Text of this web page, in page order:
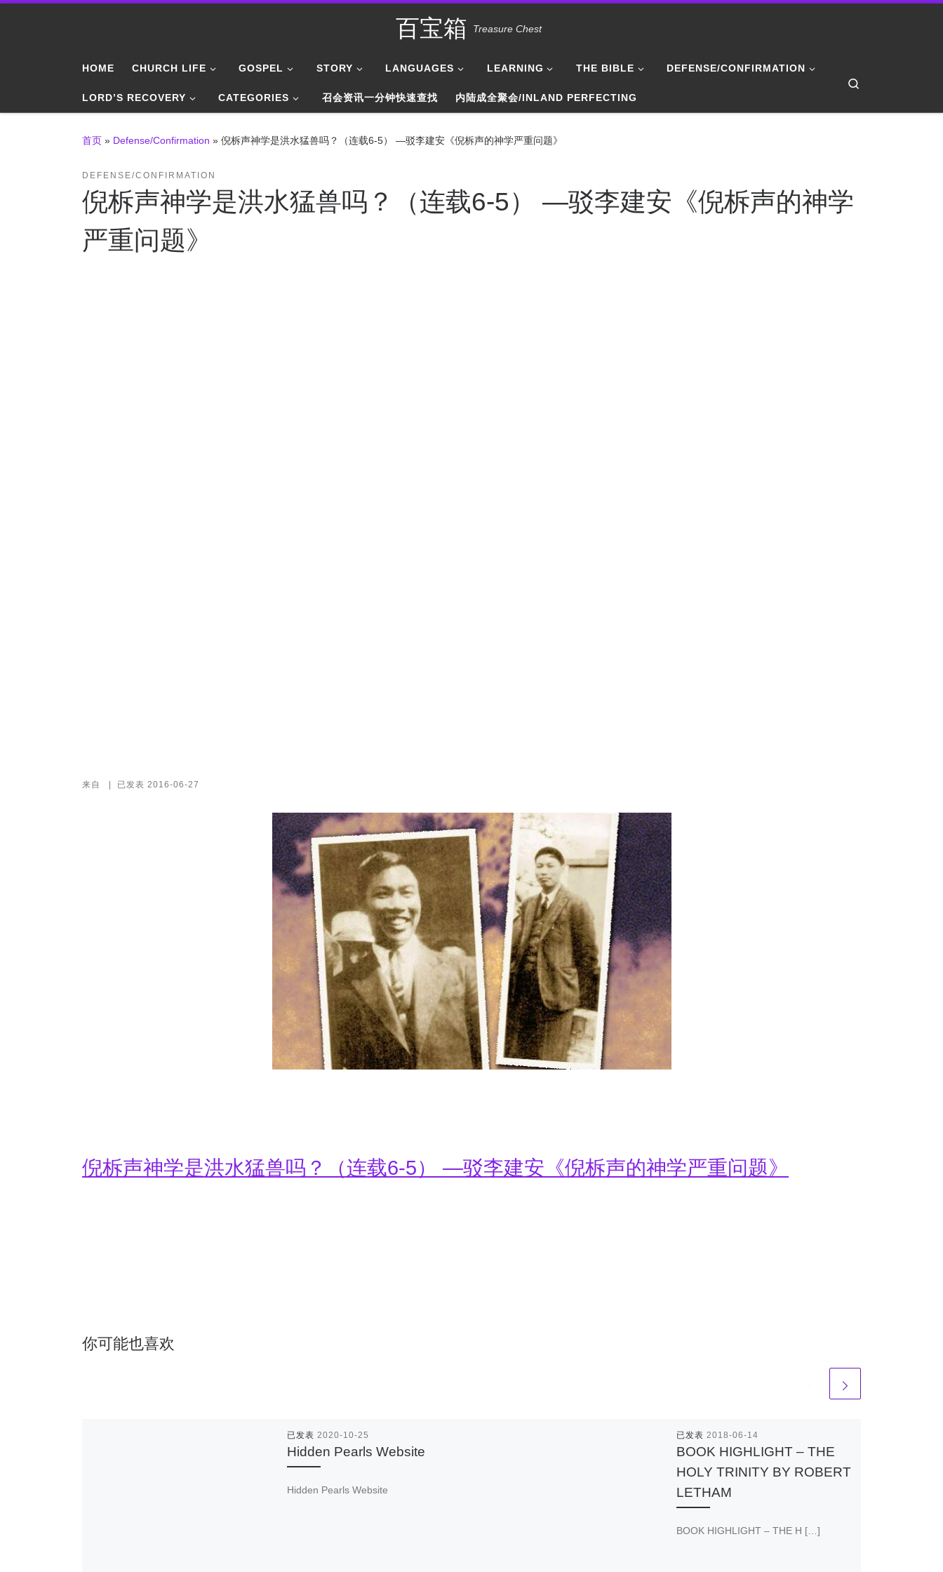
百宝箱 Treasure Chest
HOME CHURCH LIFE GOSPEL STORY LANGUAGES LEARNING THE BIBLE DEFENSE/CONFIRMATION
LORD’S RECOVERY CATEGORIES 召会资讯一分钟快速查找 内陆成全聚会/INLAND PERFECTING
首页 » Defense/Confirmation » 倪柝声神学是洪水猛兽吗？（连载6-5） —驳李建安《倪柝声的神学严重问题》
DEFENSE/CONFIRMATION
倪柝声神学是洪水猛兽吗？（连载6-5） —驳李建安《倪柝声的神学
严重问题》
来自 已发表 2016-06-27
倪柝声神学是洪水猛兽吗？（连载6-5） —驳李建安《倪柝声的神学严重问题》
你可能也喜欢
已发表 2020-10-25
Hidden Pearls Website
Hidden Pearls Website
已发表 2018-06-14
BOOK HIGHLIGHT – THE
HOLY TRINITY BY ROBERT
LETHAM
BOOK HIGHLIGHT – THE H […]